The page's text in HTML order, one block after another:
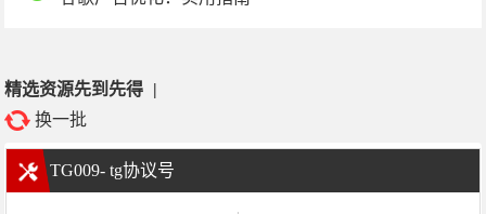
精选资源先到先得 |
换一批
TG009- tg协议号